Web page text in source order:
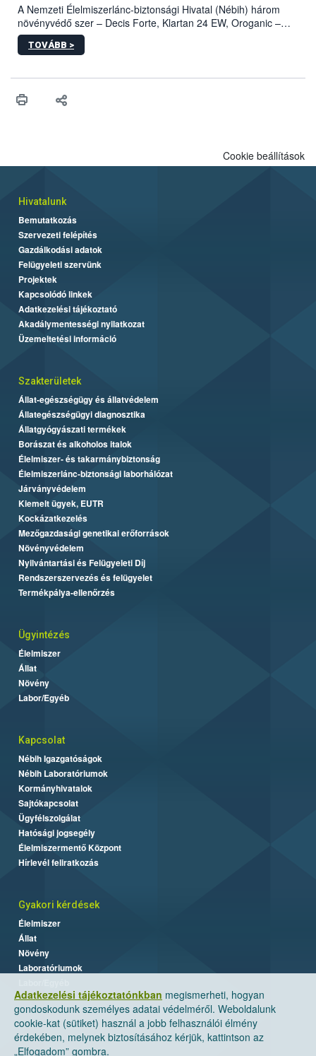
A Nemzeti Élelmiszerlánc-biztonsági Hivatal (Nébih) három
növényvédő szer – Decis Forte, Klartan 24 EW, Oroganic –
engedélyokiratát módosította, így azok a szüretet követően,
egészen a vesszőérettség (BBCH 91) stádiumáig
érésű szőlőkben is legyen lehetőség a károsító elleni további
felhasználók számára is elérhető és ökológiai termesztésben is
TOVÁBB >
Adatkezelési tájékoztatónkban megismerheti, hogyan
gondoskodunk személyes adatai védelméről. Weboldalunk
cookie-kat (sütiket) használ a jobb felhasználói élmény
érdekében, melynek biztosításához kérjük, kattintson az
„Elfogadom” gombra.
Cookie beállítások
Hivatalunk
Bemutatkozás
Szervezeti felépítés
Gazdálkodási adatok
Felügyeleti szervünk
Projektek
Kapcsolódó linkek
Adatkezelési tájékoztató
Akadálymentességi nyilatkozat
Üzemeltetési információ
Szakterületek
Állat-egészségügy és állatvédelem
Állategészségügyi diagnosztika
Állatgyógyászati termékek
Borászat és alkoholos italok
Élelmiszer- és takarmánybiztonság
Élelmiszerlánc-biztonsági laborhálózat
Járványvédelem
Kiemelt ügyek, EUTR
Kockázatkezelés
Mezőgazdasági genetikai erőforrások
Növényvédelem
Nyilvántartási és Felügyeleti Díj
Rendszerszervezés és felügyelet
Termékpálya-ellenőrzés
Ügyintézés
Élelmiszer
Állat
Növény
Labor/Egyéb
Kapcsolat
Nébih Igazgatóságok
Nébih Laboratóriumok
Kormányhivatalok
Sajtókapcsolat
Ügyfélszolgálat
Hatósági jogsegély
Élelmiszermentő Központ
Hírlevél feliratkozás
Gyakori kérdések
Élelmiszer
Állat
Növény
Laboratóriumok